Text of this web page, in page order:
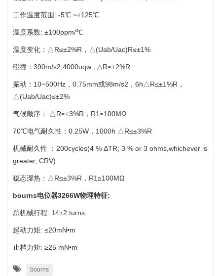
工作温度范围: -5℃ ~+125℃
温度系数: ±100ppm/℃
温度变化：△R≤±2%R，△(Uab/Uac)R≤±1%
碰撞：390m/s2,4000uqw , △R≤±2%R
振动：10~500Hz，0.75mm或98m/s2，6h△R≤±1%R，
△(Uab/Uac)≤±2%
气候顺序： △R≤±3%R，R1≥100MΩ
70℃电气耐久性：0.25W，1000h △R≤±3%R
机械耐久性 ：200cycles(4 % ΔTR; 3 % or 3 ohms,whichever is
greater, CRV)
稳态湿热：△R≤±3%R，R1≥100MΩ
bourns电位器3266W物理特征:
总机械行程: 14±2 turns
起动力矩: ≤20mN•m
止档力矩: ≥25 mN•m
bourns